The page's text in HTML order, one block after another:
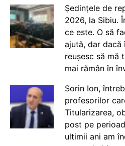
Ședințele de
2026, la Sibiu.
ce este. O să
ajută, dar dacă
reușesc să mă
mai rămân în
Sorin Ion,
profesorilor
Titularizarea,
post pe
ultimii ani am